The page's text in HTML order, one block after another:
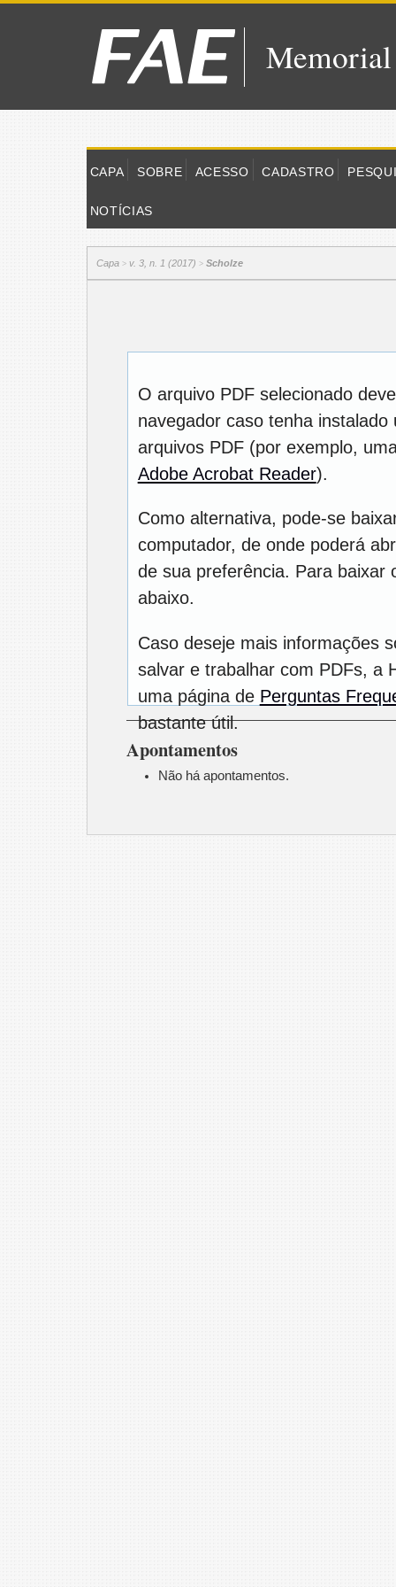
Memorial
CAPA SOBRE ACESSO CADASTRO
NOTÍCIAS
Capa > v. 3, n. 1 (2017) > Scholze
O arquivo PDF selecionado
navegador caso tenha
arquivos PDF (por exemplo,
Adobe Acrobat Reader).
Como alternativa, pode-se
computador, de onde poderá
de sua preferência. Para baixar
abaixo.
Caso deseje mais informações
salvar e trabalhar com PDFs, a
uma página de Perguntas
bastante útil.
Apontamentos
Não há apontamentos.